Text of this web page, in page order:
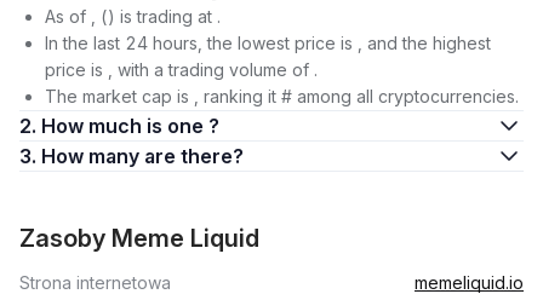
As of , () is trading at .
In the last 24 hours, the lowest price is , and the highest
price is , with a trading volume of .
The market cap is , ranking it # among all cryptocurrencies.
2. How much is one ?
3. How many are there?
Zasoby Meme Liquid
Strona internetowa
memeliquid.io